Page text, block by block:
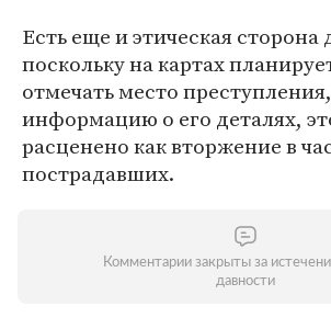
Есть еще и этическая сторона
поскольку на картах
отмечать место
информацию о его деталях,
расценено как вторжение в
пострадавших.
Комментарии закрыты за
давности